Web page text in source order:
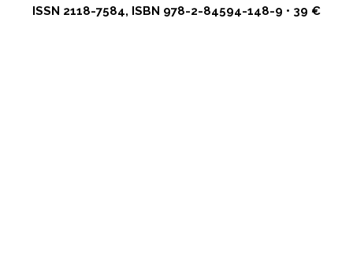
ISSN 2118-7584, ISBN 978-2-84594-148-9 • 39 €